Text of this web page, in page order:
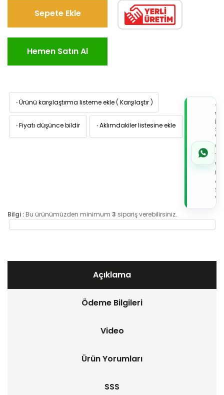
Sepete Ekle
Hemen Satın Al
·Ürünü karşılaştırma listeme ekle ( Karşılaştır )
·Fiyatı düşünce bildir ·Aklımdakiler listesine ekle
İLE
de
Bilgi : Bu ürünümüzden minimum 3 sipariş verebilirsiniz.
Açıklama
Ödeme Bilgileri
Video
Ürün Yorumları
SSS